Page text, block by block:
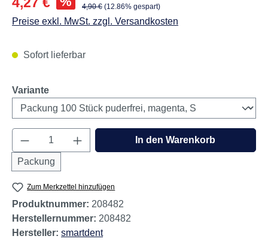
Regulärer Preis:
4,90 € (12.86% gespart)
Preise exkl. MwSt. zzgl. Versandkosten
Sofort lieferbar
Varianteauswählen
Produkt Anzahl: Gib den gewünschten
Packung
In den Warenkorb
Zum Merkzettel hinzufügen
Produktnummer: 208482
Herstellernummer: 208482
Hersteller: smartdent